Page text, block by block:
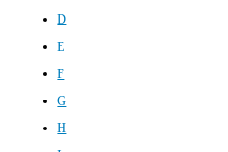
D
E
F
G
H